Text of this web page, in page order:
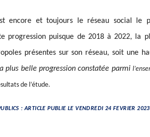
encore et toujours le réseau social le
progression puisque de 2018 à 2022, la
présentes sur son réseau, soit une
plus belle progression constatée parmi
de l’étude.
: ARTICLE PUBLIE LE VENDREDI 24 FEVRIER